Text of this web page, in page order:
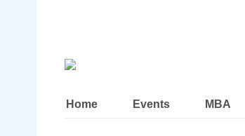
Home Events MBA